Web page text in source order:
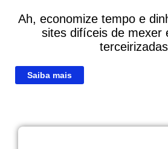
Ah, economize tempo e
sites difíceis de mexer
Saiba mais